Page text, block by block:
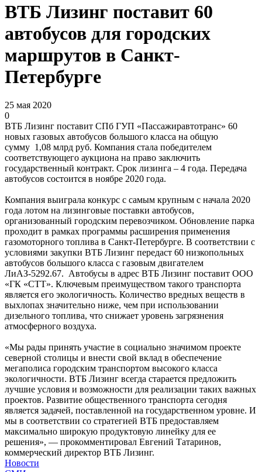
ВТБ Лизинг поставит 60
автобусов для городских
маршрутов в Санкт-
Петербурге
25 мая 2020
0
ВТБ Лизинг поставит СПб ГУП «Пассажиравтотранс» 60
новых газовых автобусов большого класса на общую
сумму 1,08 млрд руб. Компания стала победителем
соответствующего аукциона на право заключить
государственный контракт. Срок лизинга – 4 года. Передача
автобусов состоится в ноябре 2020 года.
Компания выиграла конкурс с самым крупным с начала 2020
года лотом на лизинговые поставки автобусов,
организованный городским перевозчиком. Обновление парка
проходит в рамках программы расширения применения
газомоторного топлива в Санкт-Петербурге. В соответствии с
условиями закупки ВТБ Лизинг передаст 60 низкопольных
автобусов большого класса с газовым двигателем
ЛиАЗ-5292.67. Автобусы в адрес ВТБ Лизинг поставит ООО
«ГК «СТТ». Ключевым преимуществом такого транспорта
является его экологичность. Количество вредных веществ в
выхлопах значительно ниже, чем при использовании
дизельного топлива, что снижает уровень загрязнения
атмосферного воздуха.
«Мы рады принять участие в социально значимом проекте
северной столицы и внести свой вклад в обеспечение
мегаполиса городским транспортом высокого класса
экологичности. ВТБ Лизинг всегда старается предложить
лучшие условия и возможности для реализации таких важных
проектов. Развитие общественного транспорта сегодня
является задачей, поставленной на государственном уровне. И
мы в соответствии со стратегией ВТБ предоставляем
максимально широкую продуктовую линейку для ее
решения», — прокомментировал Евгений Татаринов,
коммерческий директор ВТБ Лизинг.
Новости